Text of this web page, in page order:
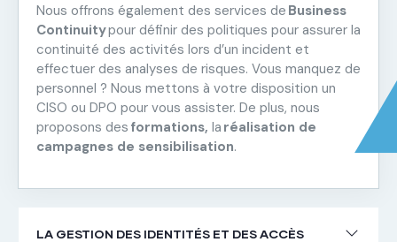
Nous offrons également des services de Business
Continuitypour définir des politiques pour assurer la
continuité des activités lors d’un incident et
effectuer des analyses de risques. Vous manquez de
personnel ? Nous mettons à votre disposition un
CISO ou DPO pour vous assister. De plus, nous
proposons des formations, la réalisation de
campagnes de sensibilisation.
LA GESTION DES IDENTITÉS ET DES ACCÈS